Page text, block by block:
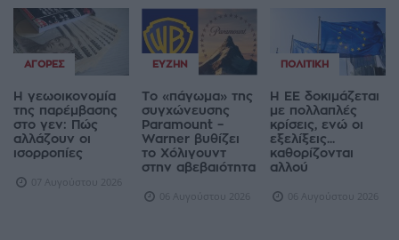
ΑΓΟΡΈΣ
Η γεωοικονομία
της παρέμβασης
στο γεν: Πώς
αλλάζουν οι
ισορροπίες
07 Αυγούστου 2026
ΕΥΖΗΝ
Το «πάγωμα» της
συγχώνευσης
Paramount –
Warner βυθίζει
το Χόλιγουντ
στην αβεβαιότητα
06 Αυγούστου 2026
ΠΟΛΙΤΙΚΉ
Η ΕΕ δοκιμάζεται
με πολλαπλές
κρίσεις, ενώ οι
εξελίξεις...
καθορίζονται
αλλού
06 Αυγούστου 2026